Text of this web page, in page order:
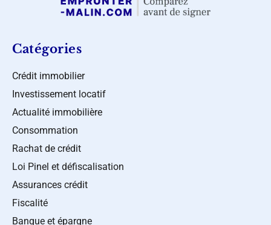
Catégories
Crédit immobilier
Investissement locatif
Actualité immobilière
Consommation
Rachat de crédit
Loi Pinel et défiscalisation
Assurances crédit
Fiscalité
Banque et épargne